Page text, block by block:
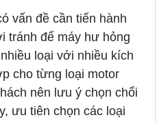
vấn đề cần tiến hành
tránh để máy hư hỏng
loại với nhiều kích
cho từng loại motor
nên lưu ý chọn chổi
ưu tiên chọn các loại